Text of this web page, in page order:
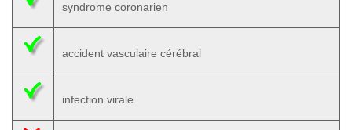
syndrome coronarien
accident vasculaire cérébral
infection virale